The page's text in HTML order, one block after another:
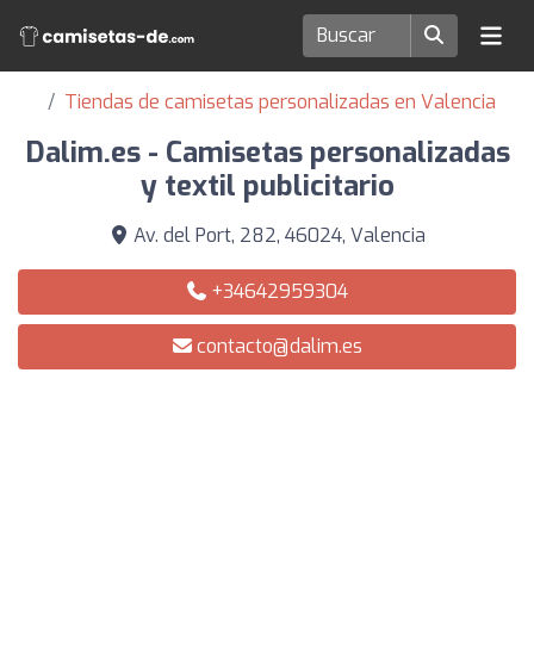
Tiendas de camisetas personalizadas en Valencia
Dalim.es - Camisetas personalizadas
y textil publicitario
Av. del Port, 282, 46024, Valencia
+34642959304
contacto@dalim.es